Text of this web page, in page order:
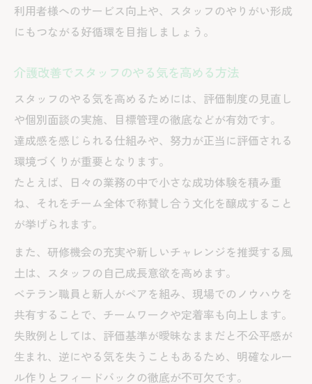
利用者様へのサービス向上や、スタッフのやりがい形成
にもつながる好循環を目指しましょう。
介護改善でスタッフのやる気を高める方法
スタッフのやる気を高めるためには、評価制度の見直し
や個別面談の実施、目標管理の徹底などが有効です。
達成感を感じられる仕組みや、努力が正当に評価される
環境づくりが重要となります。
たとえば、日々の業務の中で小さな成功体験を積み重
ね、それをチーム全体で称賛し合う文化を醸成すること
が挙げられます。
また、研修機会の充実や新しいチャレンジを推奨する風
土は、スタッフの自己成長意欲を高めます。
ベテラン職員と新人がペアを組み、現場でのノウハウを
共有することで、チームワークや定着率も向上します。
失敗例としては、評価基準が曖昧なままだと不公平感が
生まれ、逆にやる気を失うこともあるため、明確なルー
ル作りとフィードバックの徹底が不可欠です。